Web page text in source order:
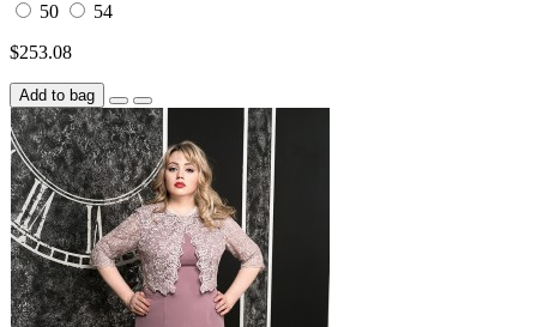
50
54
$253.08
Add to bag